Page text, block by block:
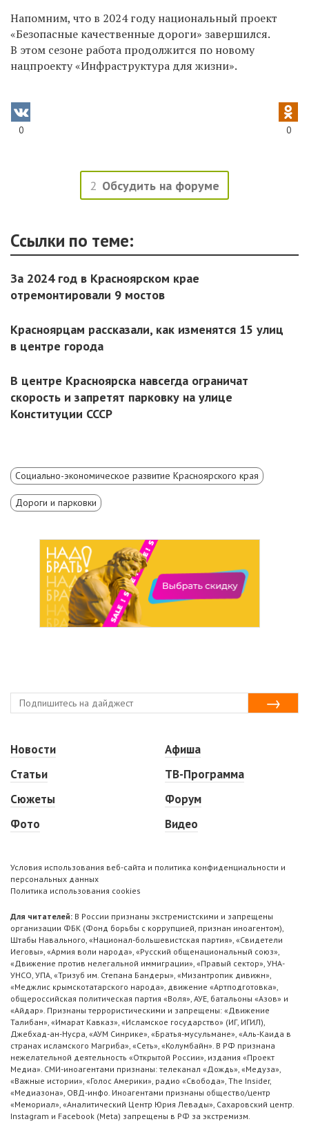
Напомним, что в 2024 году национальный проект
«Безопасные качественные дороги» завершился.
В этом сезоне работа продолжится по новому
нацпроекту «Инфраструктура для жизни».
0 0
2 Обсудить на форуме
Ссылки по теме:
За 2024 год в Красноярском крае
отремонтировали 9 мостов
Красноярцам рассказали, как изменятся 15 улиц
в центре города
В центре Красноярска навсегда ограничат
скорость и запретят парковку на улице
Конституции СССР
Социально-экономическое развитие Красноярского края
Дороги и парковки
Новости
Статьи
Сюжеты
Фото
Афиша
ТВ-Программа
Форум
Видео
Условия использования веб-сайта и политика конфиденциальности и
персональных данных
Политика использования cookies
Для читателей: В России признаны экстремистскими и запрещены
организации ФБК (Фонд борьбы с коррупцией, признан иноагентом),
Штабы Навального, «Национал-большевистская партия», «Свидетели
Иеговы», «Армия воли народа», «Русский общенациональный союз»,
«Движение против нелегальной иммиграции», «Правый сектор», УНА-
УНСО, УПА, «Тризуб им. Степана Бандеры», «Мизантропик дивижн»,
«Меджлис крымскотатарского народа», движение «Артподготовка»,
общероссийская политическая партия «Воля», АУЕ, батальоны «Азов» и
«Айдар». Признаны террористическими и запрещены: «Движение
Талибан», «Имарат Кавказ», «Исламское государство» (ИГ, ИГИЛ),
Джебхад-ан-Нусра, «АУМ Синрике», «Братья-мусульмане», «Аль-Каида в
странах исламского Магриба», «Сеть», «Колумбайн». В РФ признана
нежелательной деятельность «Открытой России», издания «Проект
Медиа». СМИ-иноагентами признаны: телеканал «Дождь», «Медуза»,
«Важные истории», «Голос Америки», радио «Свобода», The Insider,
«Медиазона», ОВД-инфо. Иноагентами признаны общество/центр
«Мемориал», «Аналитический Центр Юрия Левады», Сахаровский центр.
Instagram и Facebook (Metа) запрещены в РФ за экстремизм.